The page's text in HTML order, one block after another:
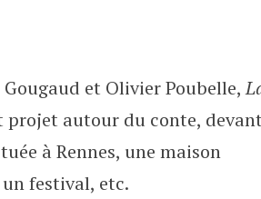
et Olivier Poubelle,
autour du conte, devant
à Rennes, une maison
festival, etc.